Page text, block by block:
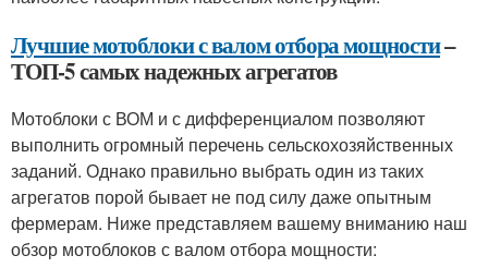
Лучшие мотоблоки с валом отбора мощности–
ТОП-5 самых надежных агрегатов
Мотоблоки с ВОМ и с дифференциалом позволяют
выполнить огромный перечень сельскохозяйственных
заданий. Однако правильно выбрать один из таких
агрегатов порой бывает не под силу даже опытным
фермерам. Ниже представляем вашему вниманию наш
обзор мотоблоков с валом отбора мощности: